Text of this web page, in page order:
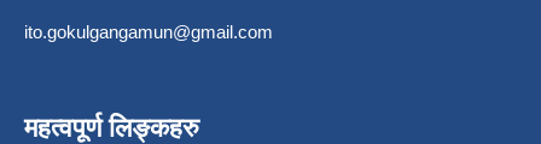
ito.gokulgangamun@gmail.com
महत्वपूर्ण लिङ्कहरु